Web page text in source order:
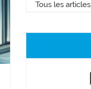
Tous les articles